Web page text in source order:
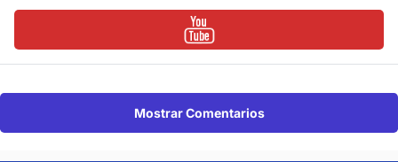
Mostrar Comentarios